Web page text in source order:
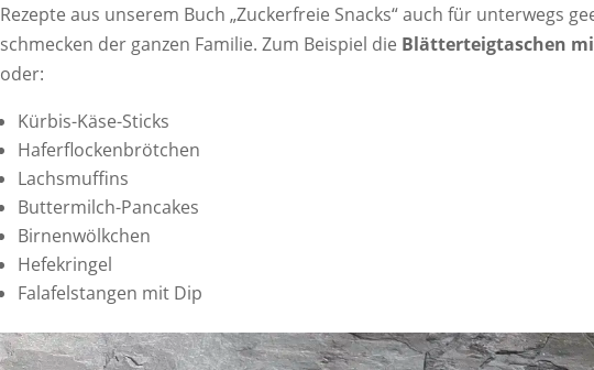
Rezepte aus unserem Buch „Zuckerfreie Snacks“ auch für unterwegs
schmecken der ganzen Familie. Zum Beispiel die Blätterteigtaschen
oder:
Kürbis-Käse-Sticks
Haferflockenbrötchen
Lachsmuffins
Buttermilch-Pancakes
Birnenwölkchen
Hefekringel
Falafelstangen mit Dip